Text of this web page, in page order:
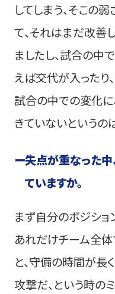
してしまう、そこの
て、それはまだ改善
ましたし、試合の中
えば交代が入ったり
試合の中での変化
きていないというの
ー失点が重なった中
ていますか。
まず自分のポジショ
あれだけチーム全体
と、守備の時間が長
攻撃だ、という時の